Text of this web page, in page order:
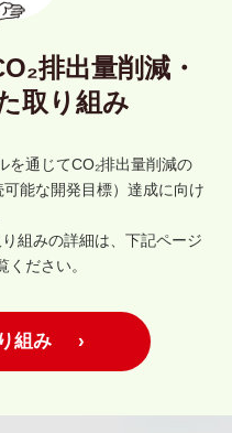
排出量削減・
取り組み
を通じてCO₂排出量削減の
能な開発目標）達成に向け
組みの詳細は、下記ページ
ださい。
組み